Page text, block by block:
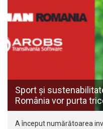
Sport și
România vor purta
A început numărătoarea